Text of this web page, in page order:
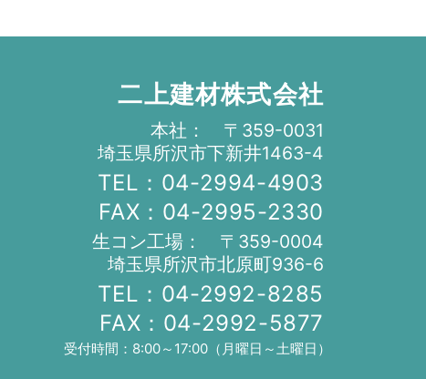
二上建材株式会社
本社： 〒359-0031
埼玉県所沢市下新井1463-4
TEL：04-2994-4903
FAX：04-2995-2330
生コン工場： 〒359-0004
埼玉県所沢市北原町936-6
TEL：04-2992-8285
FAX：04-2992-5877
受付時間：8:00～17:00（月曜日～土曜日）